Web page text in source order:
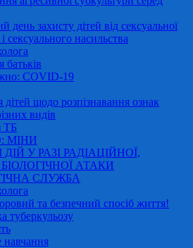
день захисту дітей від сексуальної
і сексуального насильства
батьків
COVID-19
дітей щодо розпізнавання ознак
видів
ТБ
МІНИ
У РАЗІ РАДІАЦІЙНОЇ,
БІОЛОГІЧНОЇ АТАКИ
СЛУЖБА
та безпечний спосіб життя!
туберкульозу
навчання